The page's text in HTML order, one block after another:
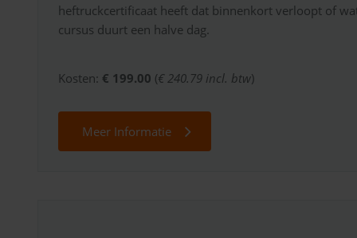
heftruckcertificaat heeft dat binnenkort verloopt of
cursus duurt een halve dag.
Kosten: € 199.00 (€ 240.79 incl. btw)
Meer Informatie